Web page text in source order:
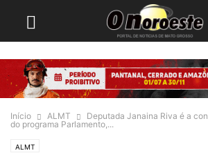
Início ALMT
Deputada Janaina Riva é a
do programa Parlamento,...
ALMT